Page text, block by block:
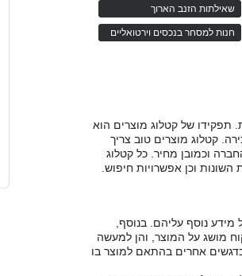
שאילתות הזנב הארוך
חנות למסחר בנכסים וירטואליים
תפקידו של קטלוג מוצרים הוא
קטלוג מוצרים טוב צריך
וכמובן מחיר. כל קטלוג
וכן אפשרויות חיפוש.
נוסף עליהם. בנוסף,
מושג על המוצר, והן למעשה
אחרים בהתאם למוצר בו